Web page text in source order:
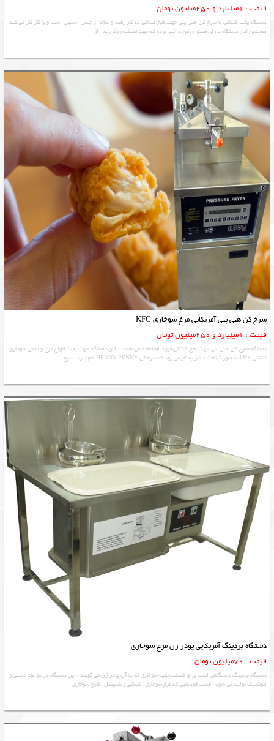
قیمت : 1میلیارد و 250میلیون تومان
دستگاه پخت کنتاکی یا سرخ کن هنی پنی جهت طبخ کنتاکی به کار رفته و تماما از جنس استیل است و با گاز کار می کند
همچنین این دستگاه دارای فیلتر روغن داخلی بوده که جهت تصفیه روغن پس از
سرخ کن هنی پنی آمریکایی مرغ سوخاری KFC
قیمت : 1میلیارد و 250میلیون تومان
دستگاه سرخ كن هني پني جهت طبخ كنتاكي مورد استفاده مي باشد ، این دستگاه جهت پخت انواع مرغ و ماهی سوخاری
کنتاکی یا kfc به صورت تحت فشار به کار می رود که سرخکن HENNY PENNY نام دارد. سرخ
دستگاه بردینگ آمریکایی پودر زن مرغ سوخاری
قیمت : 79میلیون تومان
دستگاه بردینگ دستگاهی است برای قسمت تهیه سوخاری که به آن پودر زن می گویند ، این دستگاه در دو نوع دستی و
اتوماتیک تولید می شود ، فست فودهایی که مرغ سوخاری ، کنتاکی و شنیسل ، قارچ سوخاری